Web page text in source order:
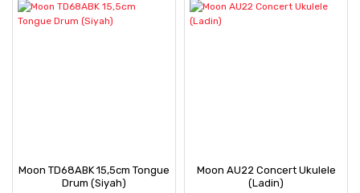
Moon TD68ABK 15,5cm Tongue
Drum (Siyah)
Moon AU22 Concert Ukulele
(Ladin)